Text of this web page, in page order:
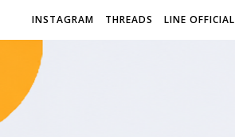
INSTAGRAM THREADS LINE OFFICIAL